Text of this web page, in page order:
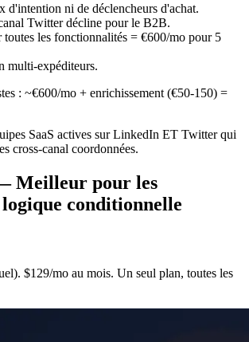
d'intention ni de déclencheurs d'achat.
Twitter décline pour le B2B.
toutes les fonctionnalités = €600/mo pour 5
multi-expéditeurs.
: ~€600/mo + enrichissement (€50-150) =
SaaS actives sur LinkedIn ET Twitter qui
cross-canal coordonnées.
Meilleur pour les
conditionnelle
$129/mo au mois. Un seul plan, toutes les